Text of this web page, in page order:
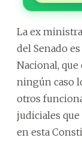
La ex
del Senado
Nacional, que
ningún caso
otros
judiciales
en esta